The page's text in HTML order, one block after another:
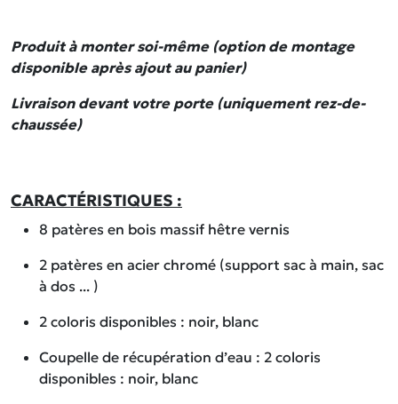
Produit à monter soi-même (option de montage
disponible aprèsajoutau panier)
Livraison devant votre porte (uniquement rez-de-
chaussée)
CARACTÉRISTIQUES :
­8 patères en bois massif hêtre vernis­
2 patères en acier chromé (support sac à main, sac
à dos ... )
2 coloris disponibles : noir, blanc
Coupelle de récupération d’eau : 2 coloris
disponibles : noir, blanc